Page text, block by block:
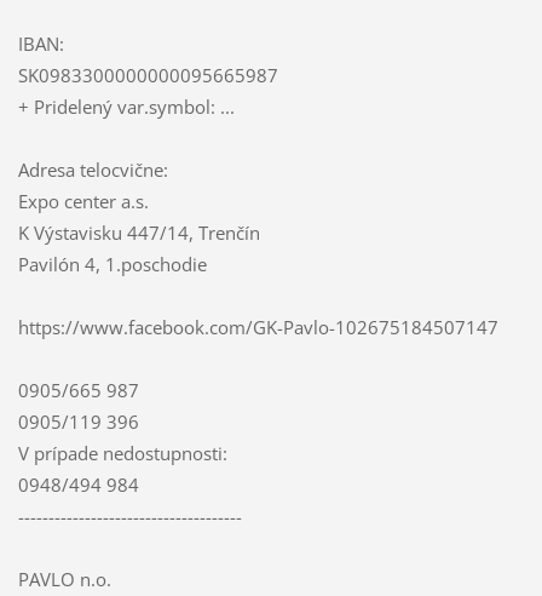
IBAN:
SK0983300000000095665987
+ Pridelený var.symbol: ...
Adresa telocvične:
Expo center a.s.
K Výstavisku 447/14, Trenčín
Pavilón 4, 1.poschodie
https://www.facebook.com/GK-Pavlo-102675184507147
0905/665 987
0905/119 396
V prípade nedostupnosti:
0948/494 984
-------------------------------------
PAVLO n.o.